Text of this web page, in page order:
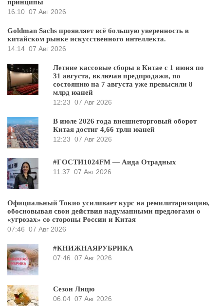
принципы
16:10 07 Авг 2026
Goldman Sachs проявляет всё большую уверенность в
китайском рынке искусственного интеллекта.
14:14 07 Авг 2026
Летние кассовые сборы в Китае с 1 июня по
31 августа, включая предпродажи, по
состоянию на 7 августа уже превысили 8
млрд юаней
12:23 07 Авг 2026
В июле 2026 года внешнеторговый оборот
Китая достиг 4,66 трлн юаней
12:23 07 Авг 2026
#ГОСТИ1024FM — Аида Отрадных
11:37 07 Авг 2026
Официальный Токио усиливает курс на ремилитаризацию,
обосновывая свои действия надуманными предлогами о
«угрозах» со стороны России и Китая
07:46 07 Авг 2026
#КНИЖНАЯРУБРИКА
07:46 07 Авг 2026
Сезон Лицю
06:04 07 Авг 2026